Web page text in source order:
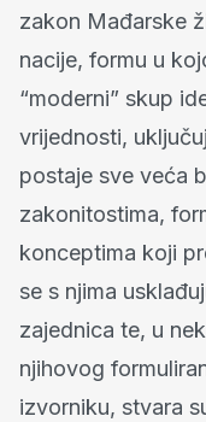
zakon Mađarske
nacije, formu u
“moderni” skup
vrijednosti,
postaje sve veća
zakonitostima,
konceptima koji
se s njima
zajednica te, u
njihovog
izvorniku, stvara